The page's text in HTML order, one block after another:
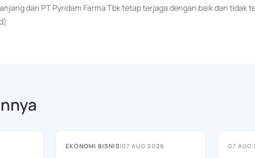
dari PT Pyridam Farma Tbk tetap terjaga dengan baik dan tidak
EKONOMI BISNIS|07 AUG 2026 07 AUG